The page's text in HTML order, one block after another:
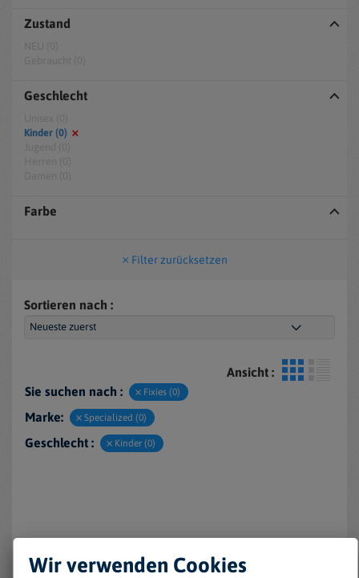
Zustand
Geschlecht
Kinder (0)
Farbe
Filter zurücksetzen
Sortieren nach :
Ansicht :
Sie suchen nach :
Fixies (0)
Marke: Specialized (0)
Geschlecht : Kinder (0)
Wir verwenden Cookies